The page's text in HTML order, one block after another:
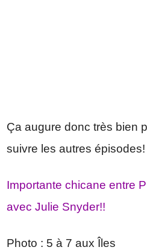
Ça augure donc très bien
suivre les autres épisodes!
Importante chicane entre
avec Julie Snyder!!
Photo : 5 à 7 aux Îles